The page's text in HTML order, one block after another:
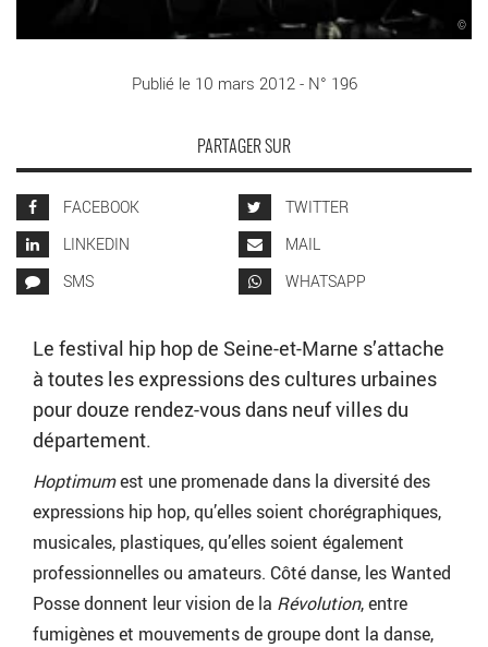
©
Publié le 10 mars 2012 - N° 196
PARTAGER SUR
FACEBOOK
TWITTER
LINKEDIN
MAIL
SMS
WHATSAPP
Le festival hip hop de Seine-et-Marne s’attache
à toutes les expressions des cultures urbaines
pour douze rendez-vous dans neuf villes du
département.
Hoptimumest une promenade dans la diversité des
expressions hip hop, qu’elles soient chorégraphiques,
musicales, plastiques, qu’elles soient également
professionnelles ou amateurs. Côté danse, les Wanted
Posse donnent leur vision de la Révolution, entre
fumigènes et mouvements de groupe dont la danse,